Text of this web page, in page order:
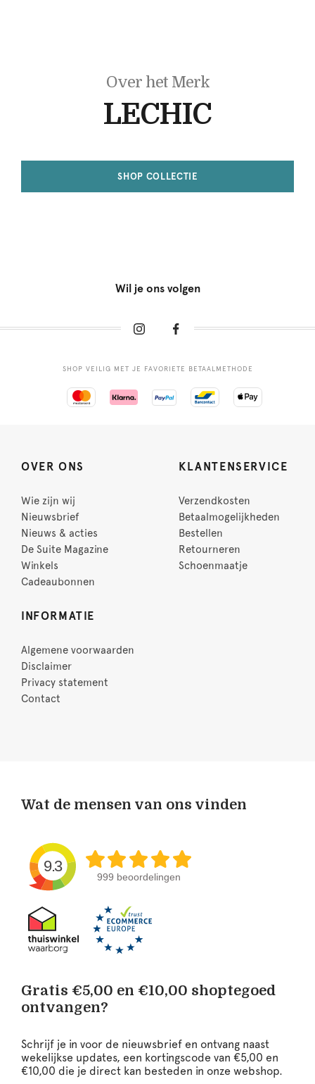
Over het Merk
LECHIC
SHOP COLLECTIE
Wil je ons volgen
SHOP VEILIG MET JE FAVORIETE BETAALMETHODE
OVER ONS
Wie zijn wij
Nieuwsbrief
Nieuws & acties
De Suite Magazine
Winkels
Cadeaubonnen
KLANTENSERVICE
Verzendkosten
Betaalmogelijkheden
Bestellen
Retourneren
Schoenmaatje
INFORMATIE
Algemene voorwaarden
Disclaimer
Privacy statement
Contact
Wat de mensen van ons vinden
9.3
999 beoordelingen
Gratis €5,00 en €10,00 shoptegoed
ontvangen?
Schrijf je in voor de nieuwsbrief en ontvang naast
wekelijkse updates, een kortingscode van €5,00 en
€10,00 die je direct kan besteden in onze webshop.